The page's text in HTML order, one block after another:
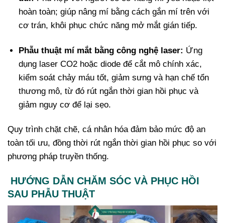
hoàn toàn; giúp nâng mí bằng cách gắn mí trên với
cơ trán, khôi phục chức năng mở mắt gián tiếp.
Phẫu thuật mí mắt bằng công nghệ laser: Ứng
dụng laser CO2 hoặc diode để cắt mô chính xác,
kiểm soát chảy máu tốt, giảm sưng và hạn chế tổn
thương mô, từ đó rút ngắn thời gian hồi phục và
giảm nguy cơ để lại sẹo.
Quy trình chặt chẽ, cá nhân hóa đảm bảo mức độ an
toàn tối ưu, đồng thời rút ngắn thời gian hồi phục so với
phương pháp truyền thống.
HƯỚNG DẪN CHĂM SÓC VÀ PHỤC HỒI
SAU PHẪU THUẬT